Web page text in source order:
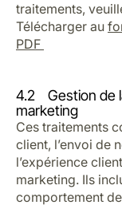
traitements,
Télécharger au
PDF
4.2 Gestion de
marketing
Ces traitements
client, l’envoi de
l’expérience
marketing. Ils
comportement